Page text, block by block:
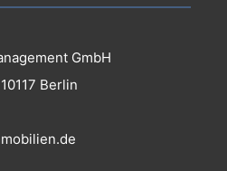
GmbH
Berlin